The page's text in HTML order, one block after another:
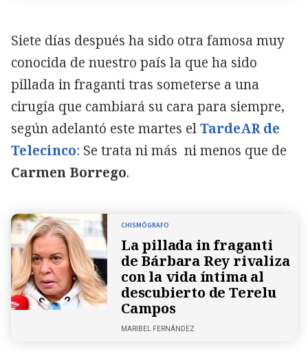
Siete días después ha sido otra famosa muy
conocida de nuestro país la que ha sido
pillada in fraganti tras someterse a una
cirugía que cambiará su cara para siempre,
según adelantó este martes elTardeAR de
Telecinco: Se trata ni más ni menos que de
Carmen Borrego.
CHISMÓGRAFO
La pillada in fraganti
de Bárbara Rey rivaliza
con la vida íntima al
descubierto de Terelu
Campos
MARIBEL FERNÁNDEZ